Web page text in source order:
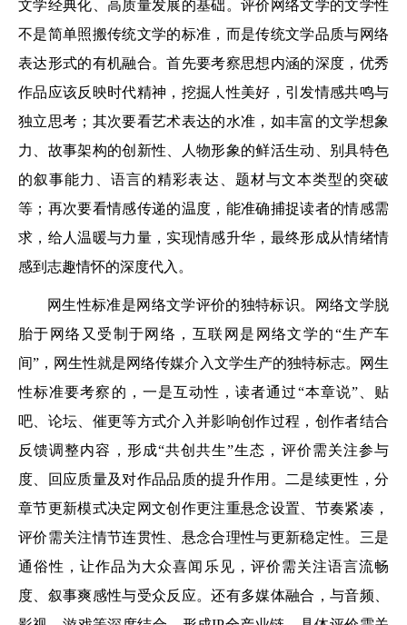
文学经典化、高质量发展的基础。评价网络文学的文学性
不是简单照搬传统文学的标准，而是传统文学品质与网络
表达形式的有机融合。首先要考察思想内涵的深度，优秀
作品应该反映时代精神，挖掘人性美好，引发情感共鸣与
独立思考；其次要看艺术表达的水准，如丰富的文学想象
力、故事架构的创新性、人物形象的鲜活生动、别具特色
的叙事能力、语言的精彩表达、题材与文本类型的突破
等；再次要看情感传递的温度，能准确捕捉读者的情感需
求，给人温暖与力量，实现情感升华，最终形成从情绪情
感到志趣情怀的深度代入。
网生性标准是网络文学评价的独特标识。网络文学脱
胎于网络又受制于网络，互联网是网络文学的“生产车
间”，网生性就是网络传媒介入文学生产的独特标志。网生
性标准要考察的，一是互动性，读者通过“本章说”、贴
吧、论坛、催更等方式介入并影响创作过程，创作者结合
反馈调整内容，形成“共创共生”生态，评价需关注参与
度、回应质量及对作品品质的提升作用。二是续更性，分
章节更新模式决定网文创作更注重悬念设置、节奏紧凑，
评价需关注情节连贯性、悬念合理性与更新稳定性。三是
通俗性，让作品为大众喜闻乐见，评价需关注语言流畅
度、叙事爽感性与受众反应。还有多媒体融合，与音频、